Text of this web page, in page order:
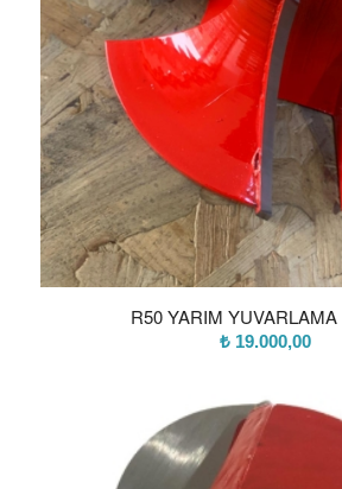
R50 YARIM YUVARLAMA
₺ 19.000,00